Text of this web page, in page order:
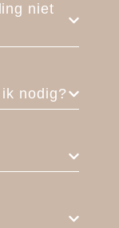
niet
nodig?